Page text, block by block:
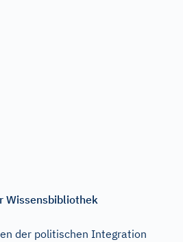
Wissensbibliothek
der politischen Integration